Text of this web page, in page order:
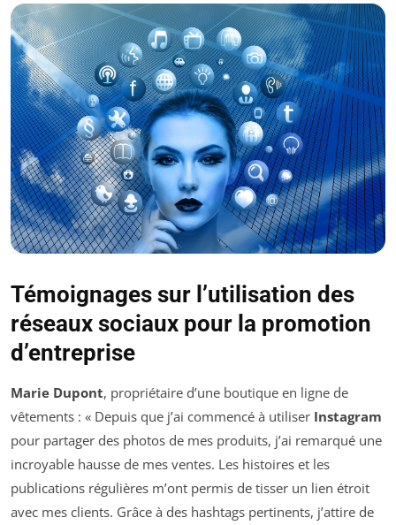
Témoignages sur l’utilisation des
réseaux sociaux pour la promotion
d’entreprise
Marie Dupont, propriétaire d’une boutique en ligne de
vêtements : « Depuis que j’ai commencé à utiliser Instagram
pour partager des photos de mes produits, j’ai remarqué une
incroyable hausse de mes ventes. Les histoires et les
publications régulières m’ont permis de tisser un lien étroit
avec mes clients. Grâce à des hashtags pertinents, j’attire de